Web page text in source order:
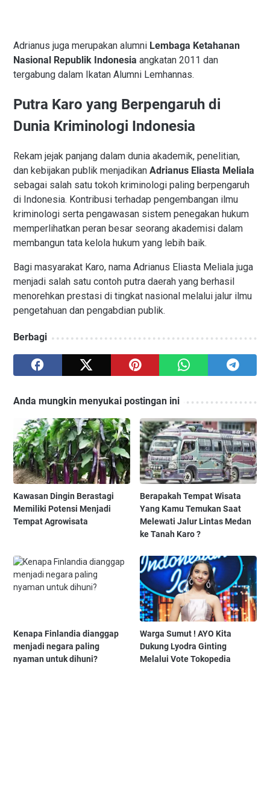
Adrianus juga merupakan alumni Lembaga Ketahanan
Nasional Republik Indonesia angkatan 2011 dan
tergabung dalam Ikatan Alumni Lemhannas.
Putra Karo yang Berpengaruh di
Dunia Kriminologi Indonesia
Rekam jejak panjang dalam dunia akademik, penelitian,
dan kebijakan publik menjadikan Adrianus Eliasta Meliala
sebagai salah satu tokoh kriminologi paling berpengaruh
di Indonesia. Kontribusi terhadap pengembangan ilmu
kriminologi serta pengawasan sistem penegakan hukum
memperlihatkan peran besar seorang akademisi dalam
membangun tata kelola hukum yang lebih baik.
Bagi masyarakat Karo, nama Adrianus Eliasta Meliala juga
menjadi salah satu contoh putra daerah yang berhasil
menorehkan prestasi di tingkat nasional melalui jalur ilmu
pengetahuan dan pengabdian publik.
Berbagi
Anda mungkin menyukai postingan ini
Kawasan Dingin Berastagi
Memiliki Potensi Menjadi
Tempat Agrowisata
Berapakah Tempat Wisata
Yang Kamu Temukan Saat
Melewati Jalur Lintas Medan
ke Tanah Karo ?
Kenapa Finlandia dianggap
menjadi negara paling
nyaman untuk dihuni?
Warga Sumut ! AYO Kita
Dukung Lyodra Ginting
Melalui Vote Tokopedia